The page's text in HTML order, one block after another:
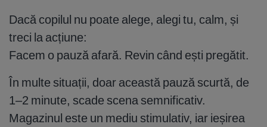
Dacă copilul nu poate alege, alegi tu, calm, și
treci la acțiune:
Facem o pauză afară. Revin când ești pregătit.
În multe situații, doar această pauză scurtă, de
1–2 minute, scade scena semnificativ.
Magazinul este un mediu stimulativ, iar ieșirea